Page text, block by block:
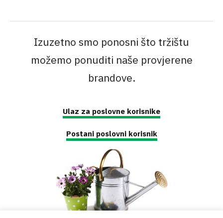
Izuzetno smo ponosni što tržištu
možemo ponuditi naše provjerene
brandove.
Ulaz za poslovne korisnike
Postani poslovni korisnik